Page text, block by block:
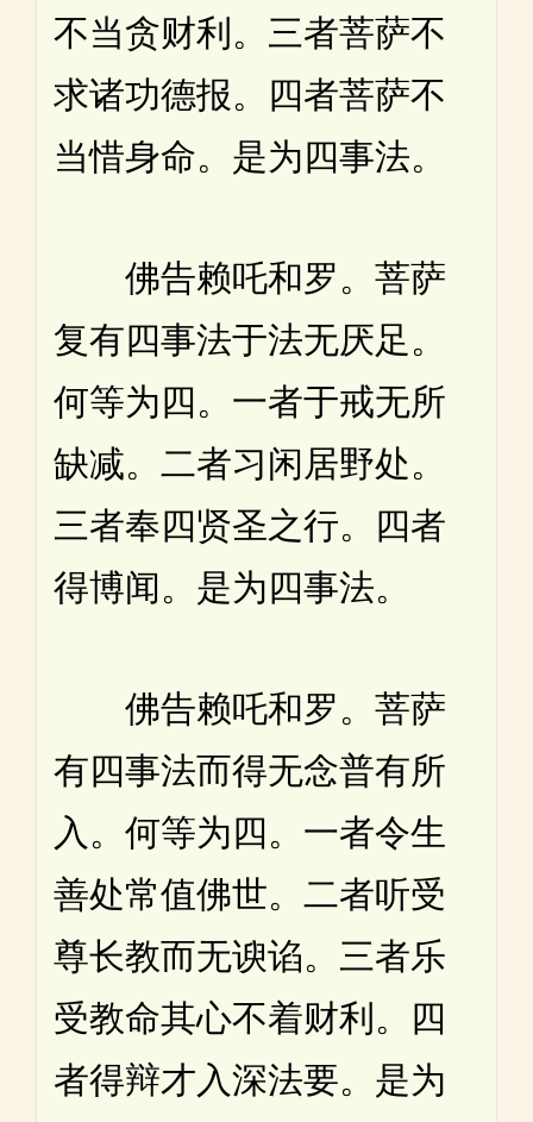
不当贪财利。三者菩萨不
求诸功德报。四者菩萨不
当惜身命。是为四事法。
佛告赖吒和罗。菩萨
复有四事法于法无厌足。
何等为四。一者于戒无所
缺减。二者习闲居野处。
三者奉四贤圣之行。四者
得博闻。是为四事法。
佛告赖吒和罗。菩萨
有四事法而得无念普有所
入。何等为四。一者令生
善处常值佛世。二者听受
尊长教而无谀谄。三者乐
受教命其心不着财利。四
者得辩才入深法要。是为